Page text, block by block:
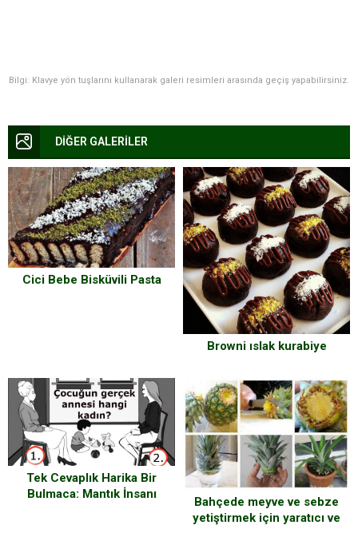
Bilgi: Klavye yön tuşlarını kullanarak galeri resimleri arasında geçiş yapabilirsiniz.
DİĞER GALERİLER
Cici Bebe Bisküvili Pasta
Browni ıslak kurabiye
Tek Cevaplık Harika Bir
Bulmaca: Mantık İnsanı
Bahçede meyve ve sebze
yetiştirmek için yaratıcı ve